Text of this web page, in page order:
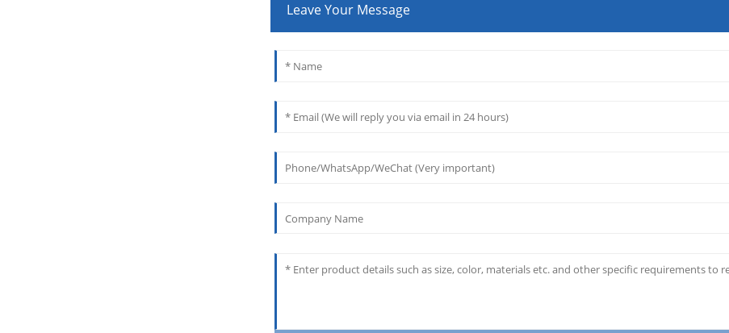
Leave Your Message